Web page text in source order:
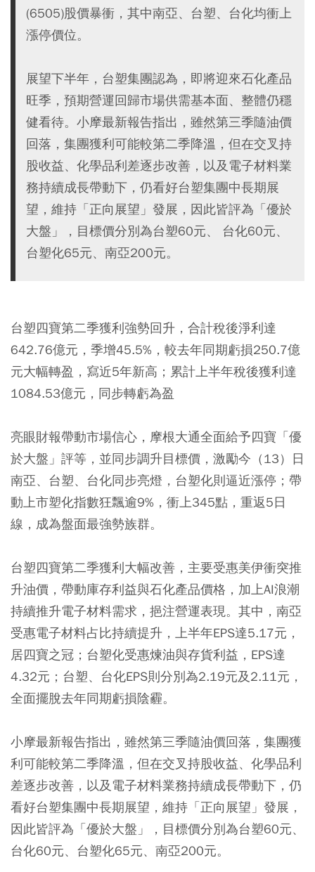
(6505)股價暴衝，其中南亞、台塑、台化均衝上
漲停價位。
展望下半年，台塑集團認為，即將迎來石化產品
旺季，預期營運回歸市場供需基本面、整體仍穩
健看待。小摩最新報告指出，雖然第三季隨油價
回落，集團獲利可能較第二季降溫，但在交叉持
股收益、化學品利差逐步改善，以及電子材料業
務持續成長帶動下，仍看好台塑集團中長期展
望，維持「正向展望」發展，因此皆評為「優於
大盤」，目標價分別為台塑60元、 台化60元、
台塑化65元、南亞200元。
台塑四寶第二季獲利強勢回升，合計稅後淨利達
642.76億元，季增45.5%，較去年同期虧損250.7億
元大幅轉盈，寫近5年新高；累計上半年稅後獲利達
1084.53億元，同步轉虧為盈
亮眼財報帶動市場信心，摩根大通全面給予四寶「優
於大盤」評等，並同步調升目標價，激勵今（13）日
南亞、台塑、台化同步亮燈，台塑化則逼近漲停；帶
動上市塑化指數狂飄逾9%，衝上345點，重返5日
線，成為盤面最強勢族群。
台塑四寶第二季獲利大幅改善，主要受惠美伊衝突推
升油價，帶動庫存利益與石化產品價格，加上AI浪潮
持續推升電子材料需求，挹注營運表現。其中，南亞
受惠電子材料占比持續提升，上半年EPS達5.17元，
居四寶之冠；台塑化受惠煉油與存貨利益，EPS達
4.32元；台塑、台化EPS則分別為2.19元及2.11元，
全面擺脫去年同期虧損陰霾。
小摩最新報告指出，雖然第三季隨油價回落，集團獲
利可能較第二季降溫，但在交叉持股收益、化學品利
差逐步改善，以及電子材料業務持續成長帶動下，仍
看好台塑集團中長期展望，維持「正向展望」發展，
因此皆評為「優於大盤」，目標價分別為台塑60元、
台化60元、台塑化65元、南亞200元。